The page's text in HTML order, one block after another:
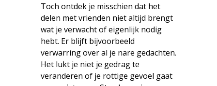
Toch ontdek je misschien dat het
delen met vrienden niet altijd brengt
wat je verwacht of eigenlijk nodig
hebt. Er blijft bijvoorbeeld
verwarring over al je nare gedachten.
Het lukt je niet je gedrag te
veranderen of je rottige gevoel gaat